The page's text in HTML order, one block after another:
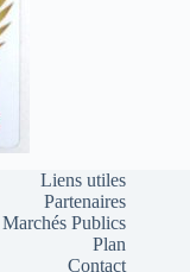
Liens utiles
Partenaires
Marchés Publics
Plan
Contact